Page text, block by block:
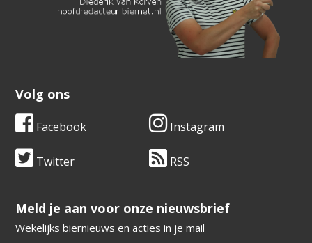
Volg ons
Facebook Instagram
Twitter RSS
​​​​​​​Meld je aan voor onze nieuwsbrief
Wekelijks biernieuws en acties in je mail